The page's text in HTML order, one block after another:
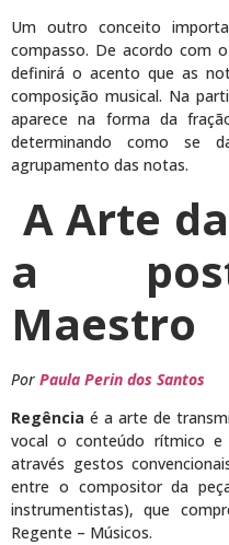
Um outro conceito
compasso. De acordo com
definirá o acento que as
composição musical. Na
aparece na forma da
determinando como se
agrupamento das notas.
A Arte
a
Maestro
Por Paula Perin dos Santos
Regência é a arte de
vocal o conteúdo rítmico e
através gestos
entre o compositor da
instrumentistas), que
Regente – Músicos.